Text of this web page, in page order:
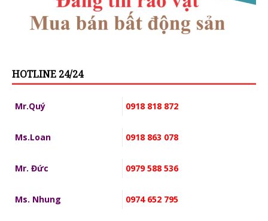
HOTLINE 24/24
Mr.Quý 0918 818 872
Ms.Loan 0918 863 078
Mr. Đức 0979 588 536
Ms. Nhung 0974 652 795